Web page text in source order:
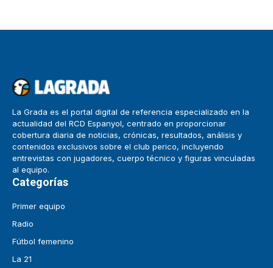
La Grada es el portal digital de referencia especializado en la
actualidad del RCD Espanyol, centrado en proporcionar
cobertura diaria de noticias, crónicas, resultados, análisis y
contenidos exclusivos sobre el club perico, incluyendo
entrevistas con jugadores, cuerpo técnico y figuras vinculadas
al equipo.
Categorías
Primer equipo
Radio
Fútbol femenino
La 21